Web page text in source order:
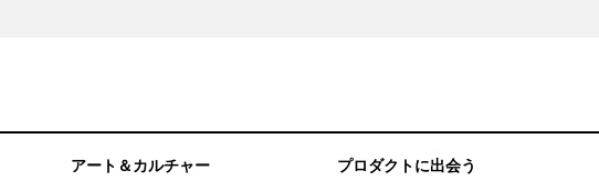
アート＆カルチャー プロダクトに出会う